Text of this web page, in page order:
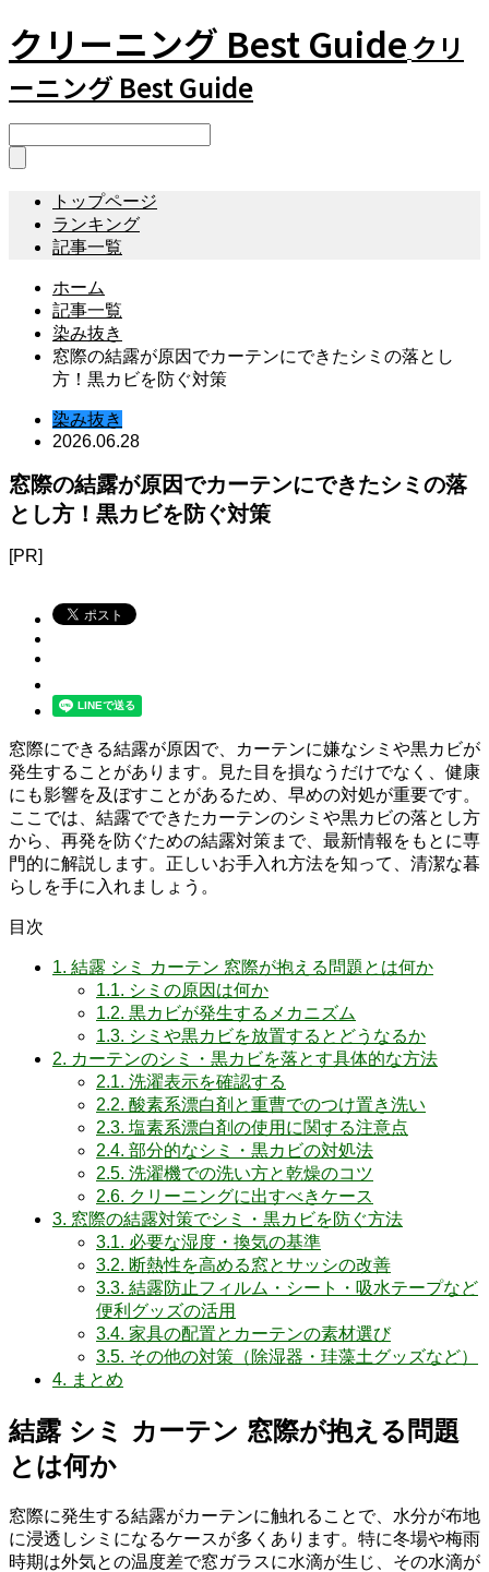
クリーニング Best Guide クリ
ーニング Best Guide
トップページ
ランキング
記事一覧
ホーム
記事一覧
染み抜き
窓際の結露が原因でカーテンにできたシミの落とし
方！黒カビを防ぐ対策
染み抜き
2026.06.28
窓際の結露が原因でカーテンにできたシミの落
とし方！黒カビを防ぐ対策
[PR]
窓際にできる結露が原因で、カーテンに嫌なシミや黒カビが
発生することがあります。見た目を損なうだけでなく、健康
にも影響を及ぼすことがあるため、早めの対処が重要です。
ここでは、結露でできたカーテンのシミや黒カビの落とし方
から、再発を防ぐための結露対策まで、最新情報をもとに専
門的に解説します。正しいお手入れ方法を知って、清潔な暮
らしを手に入れましょう。
目次
1. 結露 シミ カーテン 窓際が抱える問題とは何か
1.1. シミの原因は何か
1.2. 黒カビが発生するメカニズム
1.3. シミや黒カビを放置するとどうなるか
2. カーテンのシミ・黒カビを落とす具体的な方法
2.1. 洗濯表示を確認する
2.2. 酸素系漂白剤と重曹でのつけ置き洗い
2.3. 塩素系漂白剤の使用に関する注意点
2.4. 部分的なシミ・黒カビの対処法
2.5. 洗濯機での洗い方と乾燥のコツ
2.6. クリーニングに出すべきケース
3. 窓際の結露対策でシミ・黒カビを防ぐ方法
3.1. 必要な湿度・換気の基準
3.2. 断熱性を高める窓とサッシの改善
3.3. 結露防止フィルム・シート・吸水テープなど
便利グッズの活用
3.4. 家具の配置とカーテンの素材選び
3.5. その他の対策（除湿器・珪藻土グッズなど）
4. まとめ
結露 シミ カーテン 窓際が抱える問題
とは何か
窓際に発生する結露がカーテンに触れることで、水分が布地
に浸透しシミになるケースが多くあります。特に冬場や梅雨
時期は外気との温度差で窓ガラスに水滴が生じ、その水滴が